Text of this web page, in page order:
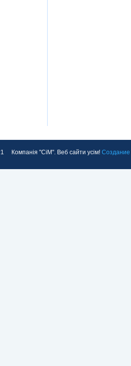
Компанія "СіМ". Веб сайти усім! Создание